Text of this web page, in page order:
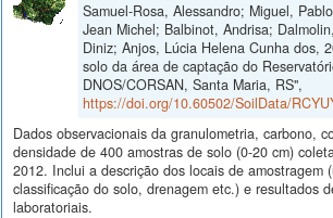
Samuel-Rosa, Alessandro; Miguel,
Jean Michel; Balbinot, Andrisa;
Diniz; Anjos, Lúcia Helena Cunha dos,
solo da área de captação do
DNOS/CORSAN, Santa Maria, RS",
https://doi.org/10.60502/SoilData/
Dados observacionais da granulometria, carbono,
densidade de 400 amostras de solo (0-20 cm)
2012. Inclui a descrição dos locais de amostragem
classificação do solo, drenagem etc.) e resultados
laboratoriais.